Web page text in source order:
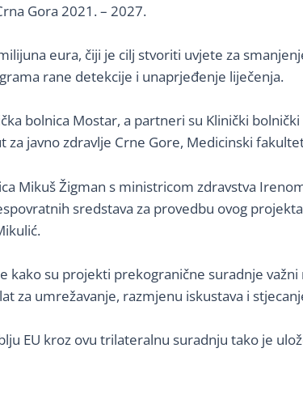
Gora 2021. – 2027.
eura, čiji je cilj stvoriti uvjete za
rane detekcije i unaprjeđenje liječenja.
bolnica Mostar, a partneri su Klinički
javno zdravlje Crne Gore, Medicinski
Mikuš Žigman s ministricom zdravstva
sredstava za provedbu ovog
kako su projekti prekogranične suradnje
za umrežavanje, razmjenu iskustava i
EU kroz ovu trilateralnu suradnju tako je